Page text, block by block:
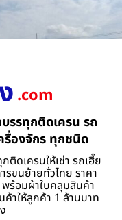
.com
บรรทุกติดเครน รถ
รื่องจักร ทุกชนิด
ติดเครนให้เช่า รถเฮี๊ย
รขนย้ายทั่วไทย ราคา
ร้อมผ้าใบคลุมสินค้า
าให้ลูกค้า 1 ล้านบาท